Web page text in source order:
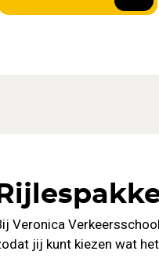
Veronica
jij kunt kiezen wat